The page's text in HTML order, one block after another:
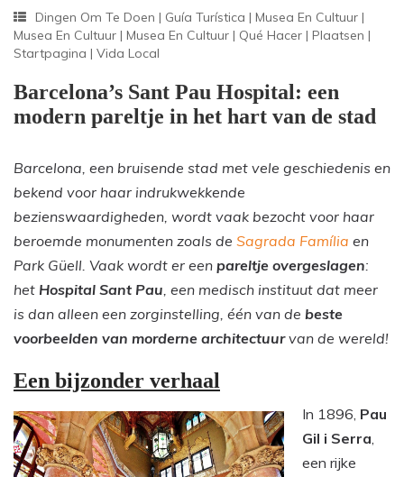
Dingen Om Te Doen | Guía Turística | Musea En Cultuur |
Musea En Cultuur | Musea En Cultuur | Qué Hacer | Plaatsen |
Startpagina | Vida Local
Barcelona’s Sant Pau Hospital: een
modern pareltje in het hart van de stad
Barcelona, een bruisende stad met vele geschiedenis en
bekend voor haar indrukwekkende
bezienswaardigheden, wordt vaak bezocht voor haar
beroemde monumenten zoals de Sagrada Família en
Park Güell. Vaak wordt er een pareltje overgeslagen:
het Hospital Sant Pau, een medisch instituut dat meer
is dan alleen een zorginstelling, één van de beste
voorbeelden van morderne architectuurvan de wereld!
Een bijzonder verhaal
In 1896, Pau
Gil i Serra,
een rijke